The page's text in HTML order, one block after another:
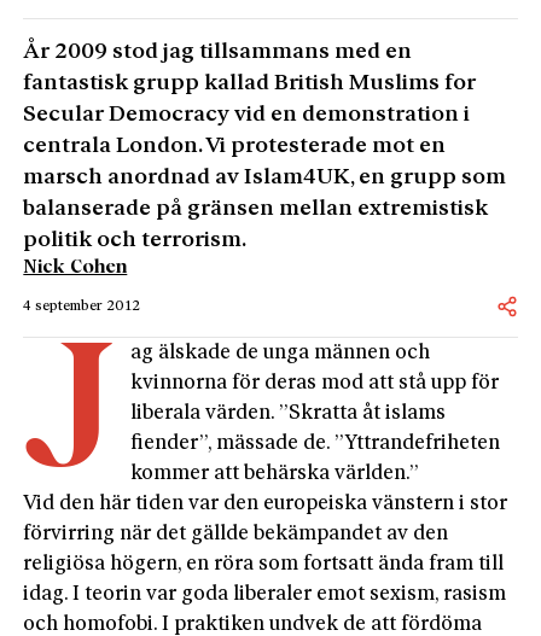
År 2009 stod jag tillsammans med en
fantastisk grupp kallad British Muslims for
Secular Democracy vid en demonstration i
centrala London. Vi protesterade mot en
marsch anordnad av Islam4UK, en grupp som
balanserade på gränsen mellan extremistisk
politik och terrorism.
Nick Cohen
4 september 2012
J
ag älskade de unga männen och
kvinnorna för deras mod att stå upp för
liberala värden. ”Skratta åt islams
fiender”, mässade de. ”Yttrandefriheten
kommer att behärska världen.”
Vid den här tiden var den europeiska vänstern i stor
förvirring när det gällde bekämpandet av den
religiösa högern, en röra som fortsatt ända fram till
idag. I teorin var goda liberaler emot sexism, rasism
och homofobi. I praktiken undvek de att fördöma